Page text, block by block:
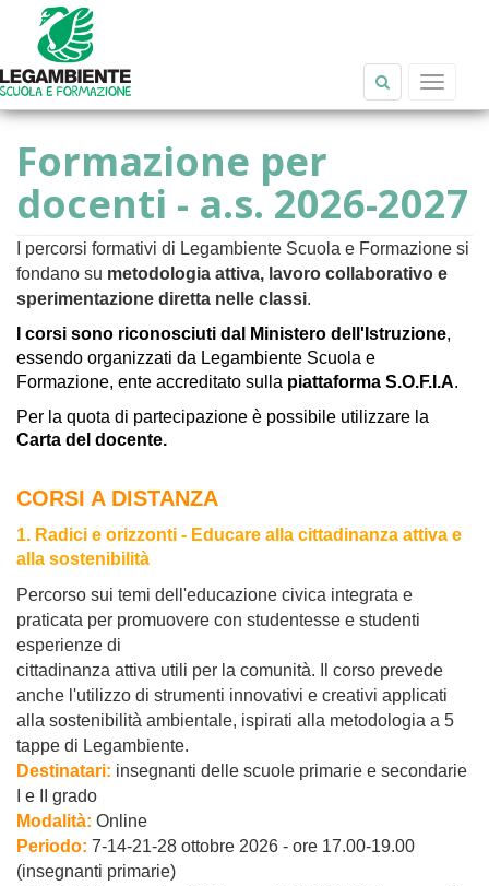
Salta al contenuto principale
Toggle
Formazione per
docenti - a.s. 2026-2027
I percorsi formativi di Legambiente Scuola e Formazione si
fondano su metodologia attiva, lavoro collaborativo e
sperimentazione diretta nelle classi.
I corsi sono riconosciuti dal Ministero dell'Istruzione,
essendo organizzati da Legambiente Scuola e
Formazione, ente accreditato sulla piattaforma S.O.F.I.A.
Per la quota di partecipazione è possibile utilizzare la
Carta del docente.
CORSI A DISTANZA
1. Radici e orizzonti - Educare alla cittadinanza attiva e
alla sostenibilità
Percorso sui temi dell'educazione civica integrata e
praticata per promuovere con studentesse e studenti
esperienze di
cittadinanza attiva utili per la comunità. Il corso prevede
anche l'utilizzo di strumenti innovativi e creativi applicati
alla sostenibilità ambientale, ispirati alla metodologia a 5
tappe di Legambiente.
Destinatari: insegnanti delle scuole primarie e secondarie
I e II grado
Modalità: Online
Periodo: 7-14-21-28 ottobre 2026 - ore 17.00-19.00
(insegnanti primarie)